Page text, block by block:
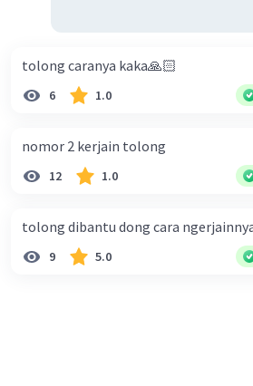
tolong caranya kaka🙏🏻
6 1.0
nomor 2 kerjain tolong
12 1.0
tolong dibantu dong cara
9 5.0